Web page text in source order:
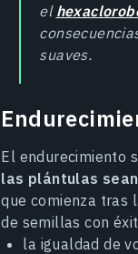
el
suaves.
El endurecimiento
las plántulas
que comienza tras
de semillas con
la igualdad de